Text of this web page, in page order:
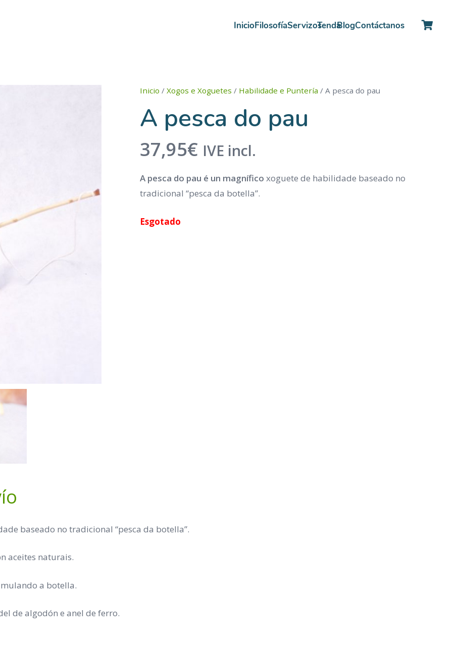
InicioFilosofíaServizosTendaBlogContáctanos
Inicio / Xogos e Xoguetes / Habilidade e Puntería / A pesca do pau
A pesca do pau
37,95€ IVE incl.
A pesca do pau é un magnífico xoguete de habilidade baseado no
tradicional “pesca da botella”.
Esgotado
baseado no tradicional “pesca da botella”.
aceites naturais.
a botella.
de algodón e anel de ferro.